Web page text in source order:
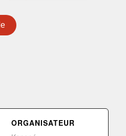
ORGANISATEUR